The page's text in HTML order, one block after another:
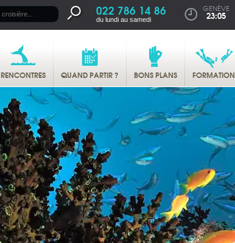
022 786 14 86
du lundi au samedi
GENÈVE
23:05
RENCONTRES QUAND PARTIR ? BONS PLANS FORMATION